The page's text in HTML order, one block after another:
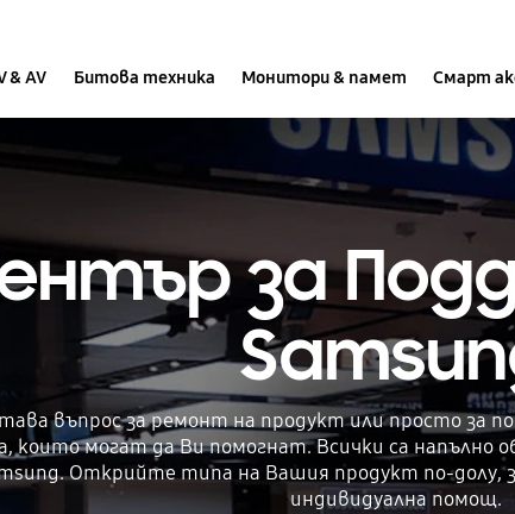
& AV Битова техника Монитори & памет Смарт
за
въпрос за ремонт на продукт или просто за
които могат да Ви помогнат. Всички са напълно
Открийте типа на Вашия продукт по-
индивидуална помощ.